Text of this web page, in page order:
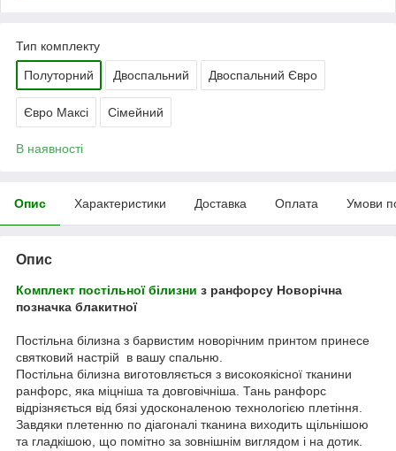
Тип комплекту
Полуторний Двоспальний Двоспальний Євро
Євро Максі Сімейний
В наявності
Опис Характеристики Доставка Оплата Умови
Опис
Комплект постільної білизни з ранфорсу Новорічна
позначка блакитної
Постільна білизна з барвистим новорічним принтом принесе
святковий настрій в вашу спальню.
Постільна білизна виготовляється з високоякісної тканини
ранфорс, яка міцніша та довговічніша. Тань ранфорс
відрізняється від бязі удосконаленою технологією плетіння.
Завдяки плетенню по діагоналі тканина виходить щільнішою
та гладкішою, що помітно за зовнішнім виглядом і на дотик.